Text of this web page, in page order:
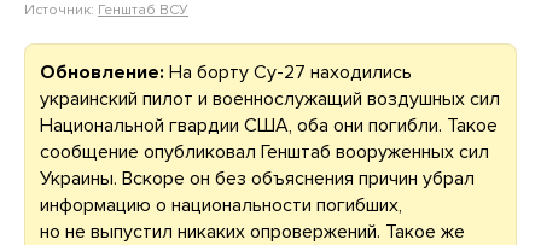
Источник: Генштаб ВСУ
Обновление: На борту Су-27 находились
украинский пилот и военнослужащий воздушных сил
Национальной гвардии США, оба они погибли. Такое
сообщение опубликовал Генштаб вооруженных сил
Украины. Вскоре он без объяснения причин убрал
информацию о национальности погибших,
но не выпустил никаких опровержений. Такое же